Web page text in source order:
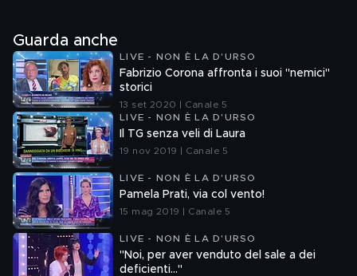
Guarda anche
LIVE - NON È LA D'URSO
Fabrizio Corona affronta i suoi "nemici"
storici
13 set 2020 | Canale 5
LIVE - NON È LA D'URSO
Il TG senza veli di Laura
19 nov 2019 | Canale 5
LIVE - NON È LA D'URSO
Pamela Prati, via col vento!
15 mag 2019 | Canale 5
LIVE - NON È LA D'URSO
"Noi, per aver venduto del sale a dei
deficienti..."